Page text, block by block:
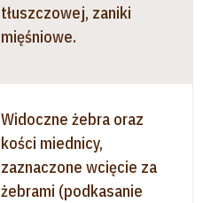
tłuszczowej, zaniki
mięśniowe.
Widoczne żebra oraz
kości miednicy,
zaznaczone wcięcie za
żebrami (podkasanie